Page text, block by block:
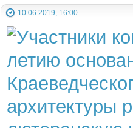
10.06.2019, 16:00